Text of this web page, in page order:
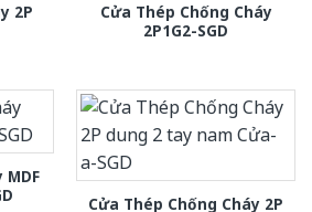
2P
Cửa Thép Chống Cháy
2P1G2-SGD
MDF
Cửa Thép Chống Cháy 2P